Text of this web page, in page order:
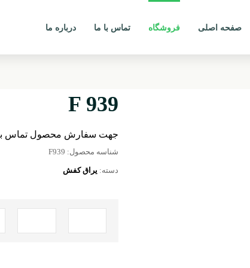
صفحه اصلی فروشگاه تماس با ما درباره ما
F 939
جهت سفارش محصول تماس
شناسه محصول: F939
دسته: یراق کفش